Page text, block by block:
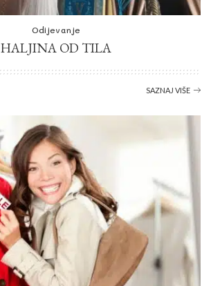
Odijevanje
HALJINA OD TILA
SAZNAJ VIŠE